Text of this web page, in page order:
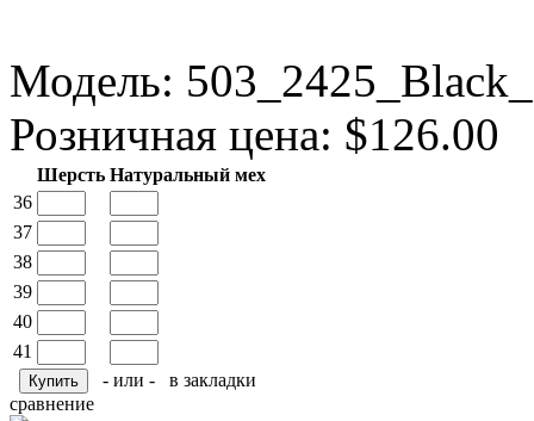
Модель:
Розничная цена: $126.00
Шерсть Натуральный мех
36
37
38
39
40
41
- или -
в закладки
сравнение